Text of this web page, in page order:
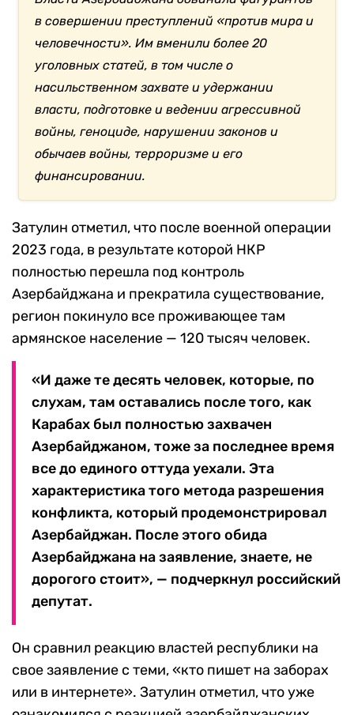
в совершении преступлений «против мира и
человечности». Им вменили более 20
уголовных статей, в том числе о
насильственном захвате и удержании
власти, подготовке и ведении агрессивной
войны, геноциде, нарушении законов и
обычаев войны, терроризме и его
финансировании.
Затулин отметил, что после военной операции
2023 года, в результате которой НКР
полностью перешла под контроль
Азербайджана и прекратила существование,
регион покинуло все проживающее там
армянское население — 120 тысяч человек.
«И даже те десять человек, которые, по
слухам, там оставались после того, как
Карабах был полностью захвачен
Азербайджаном, тоже за последнее время
все до единого оттуда уехали. Эта
характеристика того метода разрешения
конфликта, который продемонстрировал
Азербайджан. После этого обида
Азербайджана на заявление, знаете, не
дорогого стоит», — подчеркнул российский
депутат.
Он сравнил реакцию властей республики на
свое заявление с теми, «кто пишет на заборах
или в интернете». Затулин отметил, что уже